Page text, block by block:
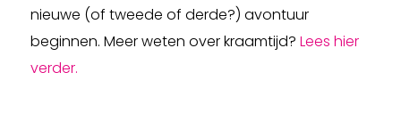
nieuwe (of tweede of derde?) avontuur
beginnen. Meer weten over kraamtijd? Lees hier
verder.